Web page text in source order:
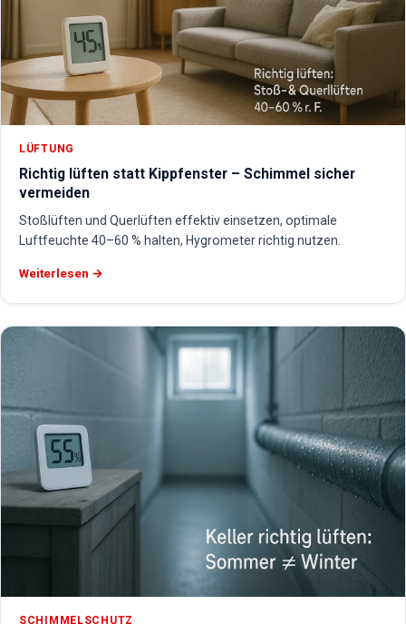
LÜFTUNG
Richtig lüften statt Kippfenster – Schimmel sicher
vermeiden
Stoßlüften und Querlüften effektiv einsetzen, optimale
Luftfeuchte 40–60 % halten, Hygrometer richtig nutzen.
Weiterlesen →
SCHIMMELSCHUTZ